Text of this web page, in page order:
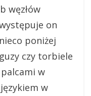
węzłów
on
poniżej
czy torbiele
w
w